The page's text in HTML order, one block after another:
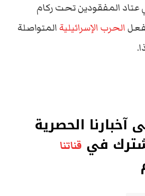
ألاف في عتاد المفقودين تحت ركام
الحرب الإسرائيليةالمتواصلة
الحصرية
في قناتنا